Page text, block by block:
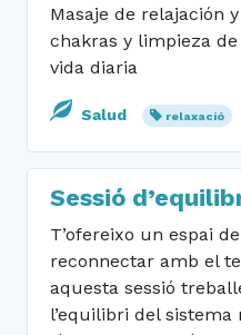
Masaje de relajación
chakras y limpieza
vida diaria
Salud relaxació
Sessió
T’ofereixo un espai
reconnectar amb el
aquesta sessió
l’equilibri del